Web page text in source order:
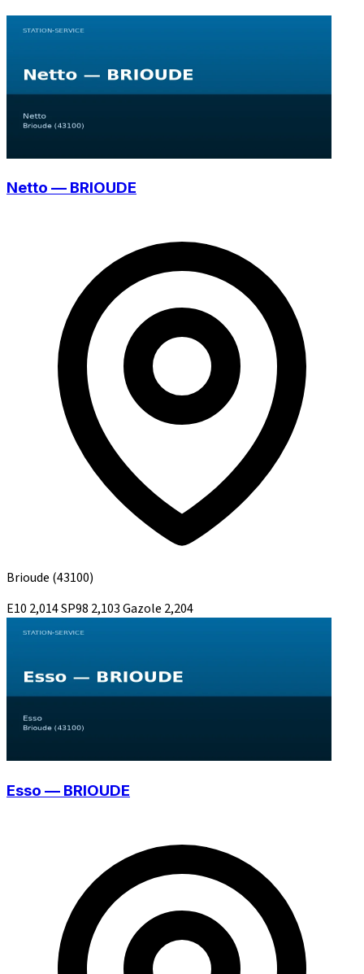
Netto — BRIOUDE
Brioude (43100)
E10 2,014SP98 2,103Gazole 2,204
Esso — BRIOUDE